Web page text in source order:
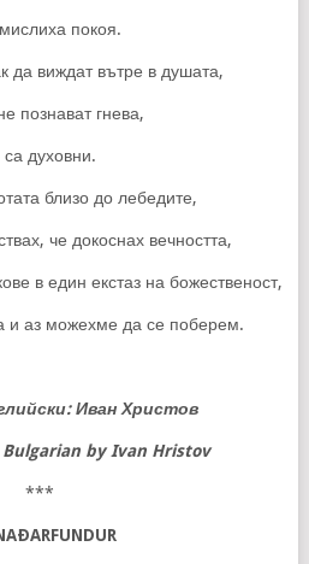
покоя.
да виждат вътре в душата,
познават гнева,
са духовни.
близо до лебедите,
че докоснах вечността,
в един екстаз на божественост,
и аз можехме да се поберем.
Иван Христов
by Ivan Hristov
***